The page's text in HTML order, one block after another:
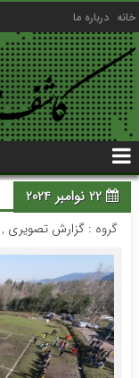
خانه درباره ما
22 نوامبر 2024
گروه :گزارش تصویری